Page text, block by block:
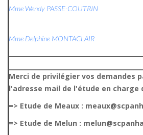
Mme Wendy PASSE-COUTRIN
Mme Delphine MONTACLAIR
Merci de privilégier vos demandes
l'adresse mail de l'étude en charge
=> Etude de Meaux :
=> Etude de Melun :